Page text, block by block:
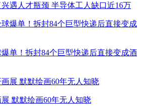
遇人才瓶颈 半导体工人缺口近16万
单！拆封84个巨型快递后直接变成酒
默默绘画60年无人知晓